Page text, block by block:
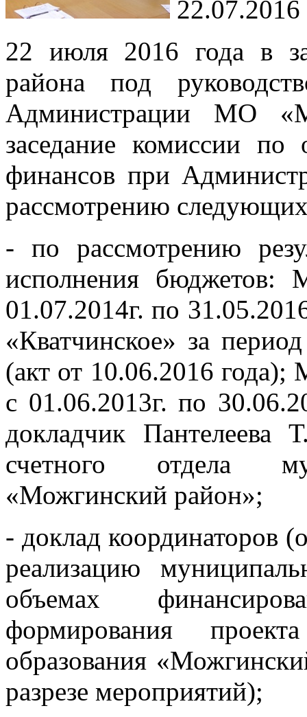
22.07.2016
22 июля 2016 года в
района под
Администрации МО
заседание комиссии по
финансов при
рассмотрению
- по рассмотрению
исполнения бюджетов:
01.07.2014г. по
«Кватчинское» за
(акт от 10.06.2016
с 01.06.2013г. по
докладчик Пантелеева
счетного отдела
«Можгинский район»;
- доклад координаторов
реализацию
объемах
формирования
образования
разрезе мероприятий);